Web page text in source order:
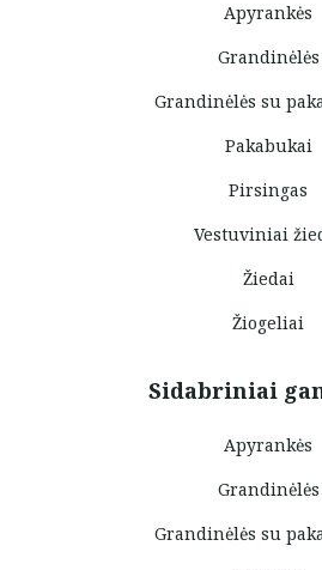
Apyrankės
Grandinėlės
Grandinėlės su
Pakabukai
Pirsingas
Vestuviniai
Žiedai
Žiogeliai
Sidabriniai
Apyrankės
Grandinėlės
Grandinėlės su